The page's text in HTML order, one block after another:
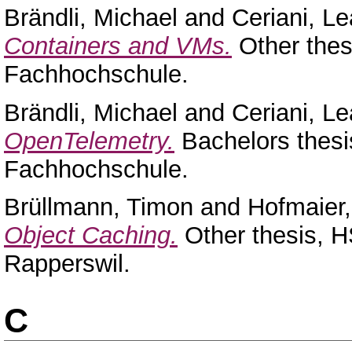
Brändli, Michael and Ceriani,
Containers and VMs. Other
Fachhochschule.
Brändli, Michael and Ceriani,
OpenTelemetry. Bachelors
Fachhochschule.
Brüllmann, Timon and
Object Caching. Other thesis,
Rapperswil.
C